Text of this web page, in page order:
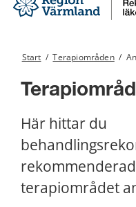
Start / Terapiområden /
Här hittar du
terapiområdet